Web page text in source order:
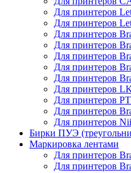
Для принтеров
Для принтеров
Для принтеров
Для принтеров
Для принтеров
Для принтеров
Для принтеров
Для принтеров
Для принтеров
Для принтеров
Для принтеров
Бирки ПУЭ
Маркировка лентами
Для принтеров
Для принтеров